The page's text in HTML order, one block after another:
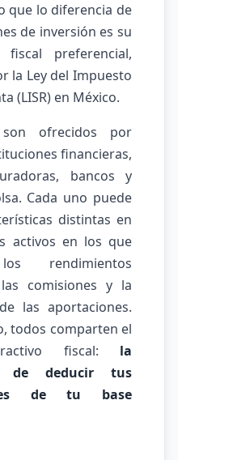
que lo diferencia de
de inversión es su
fiscal preferencial,
la Ley del Impuesto
(LISR) en México.
ofrecidos por
financieras,
bancos y
Cada uno puede
distintas en
activos en los que
rendimientos
comisiones y la
las aportaciones.
todos comparten el
fiscal: la
de deducir tus
de tu base